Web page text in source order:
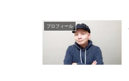
プロフィール